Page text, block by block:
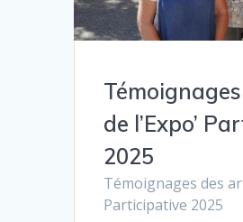
de l’Expo’
2025
Témoignages des
Participative 2025